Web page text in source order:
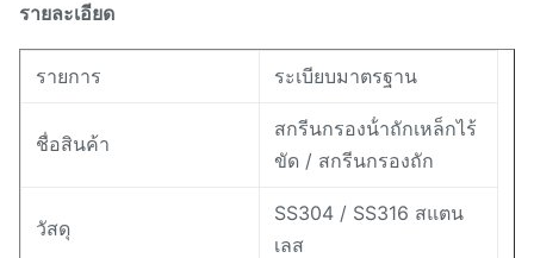
รายละเอียด
รายการ ระเบียบมาตรฐาน
ชื่อสินค้า
สกรีนกรองน้ําถักเหล็กไร้
ขัด / สกรีนกรองถัก
วัสดุ
SS304 / SS316 สแตน
เลส